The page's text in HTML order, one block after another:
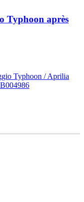
Typhoon après
Typhoon / Aprilia